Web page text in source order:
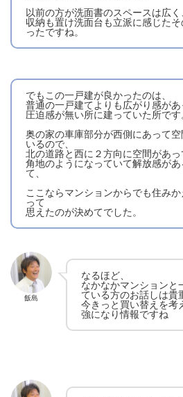
以前の方が洗面書のスペースは広く
収納も置け洗面台も立派に感じた
ったですね。
でもこの一戸建が良かったのは、
普通の一戸建てよりも広がり感があ
圧迫感が無い所に建っていた所です
奥の家の車庫部分が西側にあって
いるので、
北の道路と西に２方向に空間があっ
角地のようになっていて解放感があ
て、
ここならマンションからでも住み
って
思えたのが決めてでした。
飯島
なるほど、
なかなかマンションと
ている方のお話しは貴
今きっと買い替えを考
強になり情報ですね